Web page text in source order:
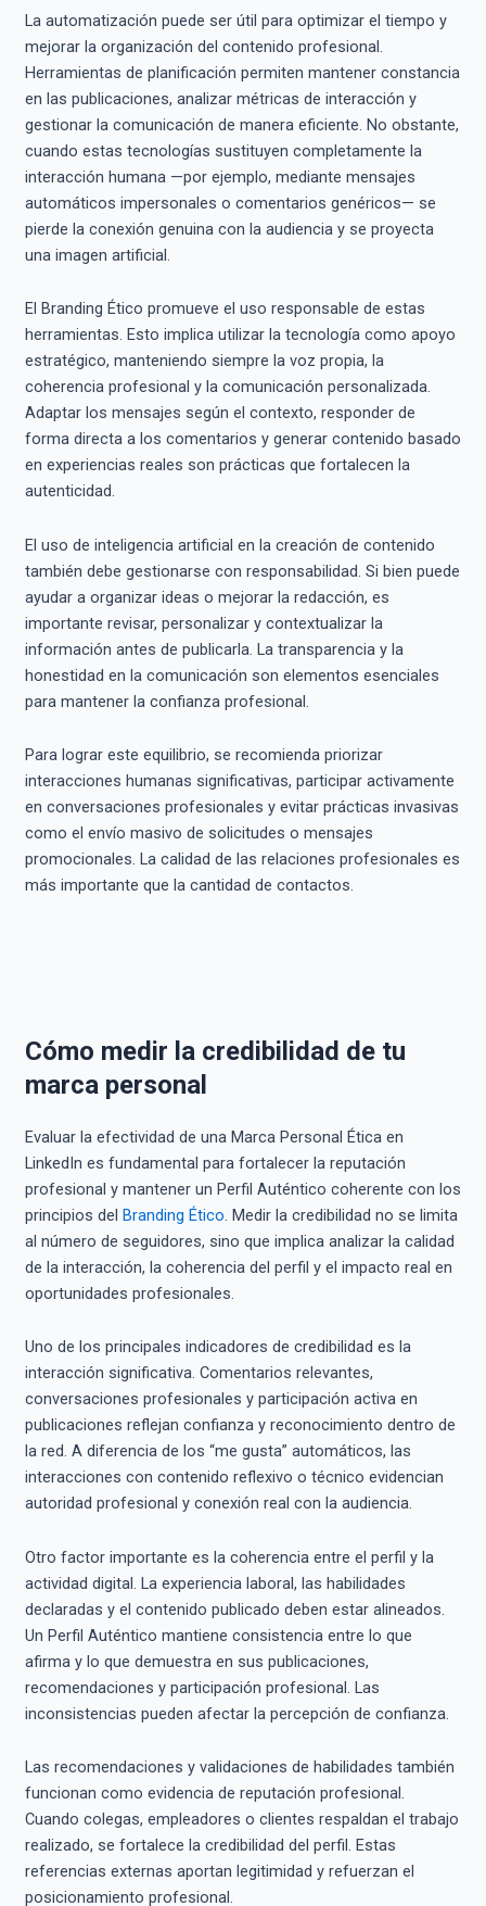
La automatización puede ser útil para optimizar el tiempo y
mejorar la organización del contenido profesional.
Herramientas de planificación permiten mantener constancia
en las publicaciones, analizar métricas de interacción y
gestionar la comunicación de manera eficiente. No obstante,
cuando estas tecnologías sustituyen completamente la
interacción humana —por ejemplo, mediante mensajes
automáticos impersonales o comentarios genéricos— se
pierde la conexión genuina con la audiencia y se proyecta
una imagen artificial.
El Branding Ético promueve el uso responsable de estas
herramientas. Esto implica utilizar la tecnología como apoyo
estratégico, manteniendo siempre la voz propia, la
coherencia profesional y la comunicación personalizada.
Adaptar los mensajes según el contexto, responder de
forma directa a los comentarios y generar contenido basado
en experiencias reales son prácticas que fortalecen la
autenticidad.
El uso de inteligencia artificial en la creación de contenido
también debe gestionarse con responsabilidad. Si bien puede
ayudar a organizar ideas o mejorar la redacción, es
importante revisar, personalizar y contextualizar la
información antes de publicarla. La transparencia y la
honestidad en la comunicación son elementos esenciales
para mantener la confianza profesional.
Para lograr este equilibrio, se recomienda priorizar
interacciones humanas significativas, participar activamente
en conversaciones profesionales y evitar prácticas invasivas
como el envío masivo de solicitudes o mensajes
promocionales. La calidad de las relaciones profesionales es
más importante que la cantidad de contactos.
Cómo medir la credibilidad de tu
marca personal
Evaluar la efectividad de una Marca Personal Ética en
LinkedIn es fundamental para fortalecer la reputación
profesional y mantener un Perfil Auténtico coherente con los
principios del Branding Ético. Medir la credibilidad no se limita
al número de seguidores, sino que implica analizar la calidad
de la interacción, la coherencia del perfil y el impacto real en
oportunidades profesionales.
Uno de los principales indicadores de credibilidad es la
interacción significativa. Comentarios relevantes,
conversaciones profesionales y participación activa en
publicaciones reflejan confianza y reconocimiento dentro de
la red. A diferencia de los “me gusta” automáticos, las
interacciones con contenido reflexivo o técnico evidencian
autoridad profesional y conexión real con la audiencia.
Otro factor importante es la coherencia entre el perfil y la
actividad digital. La experiencia laboral, las habilidades
declaradas y el contenido publicado deben estar alineados.
Un Perfil Auténtico mantiene consistencia entre lo que
afirma y lo que demuestra en sus publicaciones,
recomendaciones y participación profesional. Las
inconsistencias pueden afectar la percepción de confianza.
Las recomendaciones y validaciones de habilidades también
funcionan como evidencia de reputación profesional.
Cuando colegas, empleadores o clientes respaldan el trabajo
realizado, se fortalece la credibilidad del perfil. Estas
referencias externas aportan legitimidad y refuerzan el
posicionamiento profesional.